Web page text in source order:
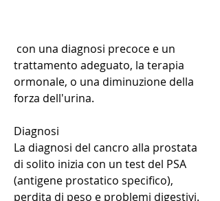
trattamento adeguato, la terapia
ormonale, o una diminuzione della
forza dell'urina.
Diagnosi
La diagnosi del cancro alla prostata
di solito inizia con un test del PSA
(antigene prostatico specifico),
perdita di peso e problemi digestivi.